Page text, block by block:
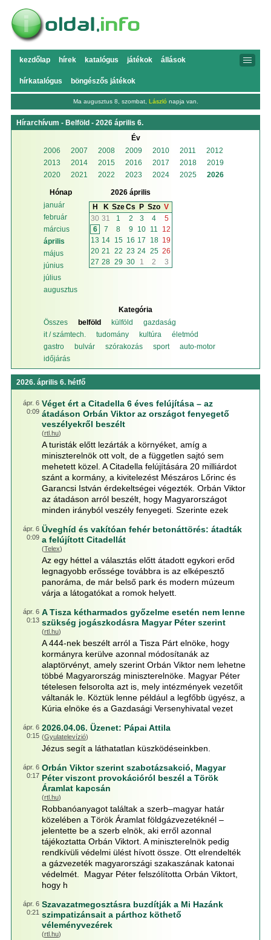
kezdőlap hírek katalógus játékok állások
hírkatalógus böngészős játékok
Ma augusztus 8, szombat, László napja van.
Hírarchívum - Belföld - 2026 április 6.
Év
2006
2007 2008 2009 2010 2011
2012
2013
2014 2015 2016 2017 2018
2019
2020
2021 2022 2023 2024 2025 2026
Hónap
január
február
március
április
május
június
július
augusztus
2026 április
H
K SzeCs P Szo V
30 31 1 2 3 4
5
6
7 8 9 10 11
12
13 14 15 16 17 18 19
20 21 22 23 24 25 26
27 28 29 30 1 2 3
Kategória
Összes
belföld külföld
gazdaság
it / számtech.
tudomány kultúra
életmód
gastro
bulvár szórakozás sport
auto-motor
időjárás
2026. április 6. hétfő
ápr. 6
0:09
Véget ért a Citadella 6 éves felújítása – az
átadáson Orbán Viktor az országot fenyegető
veszélyekről beszélt
(rtl.hu)
A turisták előtt lezárták a környéket, amíg a
miniszterelnök ott volt, de a független sajtó sem
mehetett közel. A Citadella felújítására 20 milliárdot
szánt a kormány, a kivitelezést Mészáros Lőrinc és
Garancsi István érdekeltségei végezték. Orbán Viktor
az átadáson arról beszélt, hogy Magyarországot
minden irányból veszély fenyegeti. Szerinte ezek
ápr. 6
0:09
Üveghíd és vakítóan fehér betonáttörés: átadták
a felújított Citadellát
(Telex)
Az egy héttel a választás előtt átadott egykori erőd
legnagyobb erőssége továbbra is az elképesztő
panoráma, de már belső park és modern múzeum
várja a látogatókat a romok helyett.
ápr. 6
0:13
A Tisza kétharmados győzelme esetén nem lenne
szükség jogászkodásra Magyar Péter szerint
(rtl.hu)
A 444-nek beszélt arról a Tisza Párt elnöke, hogy
kormányra kerülve azonnal módosítanák az
alaptörvényt, amely szerint Orbán Viktor nem lehetne
többé Magyarország miniszterelnöke. Magyar Péter
tételesen felsorolta azt is, mely intézmények vezetőit
váltanák le. Köztük lenne például a legfőbb ügyész, a
Kúria elnöke és a Gazdasági Versenyhivatal vezet
ápr. 6
0:15
2026.04.06. Üzenet: Pápai Attila
(Gyulatelevízió)
Jézus segít a láthatatlan küszködéseinkben.
ápr. 6
0:17
Orbán Viktor szerint szabotázsakció, Magyar
Péter viszont provokációról beszél a Török
Áramlat kapcsán
(rtl.hu)
Robbanóanyagot találtak a szerb–magyar határ
közelében a Török Áramlat földgázvezetéknél –
jelentette be a szerb elnök, aki erről azonnal
tájékoztatta Orbán Viktort. A miniszterelnök pedig
rendkívüli védelmi ülést hívott össze. Ott elrendelték
a gázvezeték magyarországi szakaszának katonai
védelmét. Magyar Péter felszólította Orbán Viktort,
hogy h
ápr. 6
0:21
Szavazatmegosztásra buzdítják a Mi Hazánk
szimpatizánsait a párthoz köthető
véleményvezérek
(rtl.hu)